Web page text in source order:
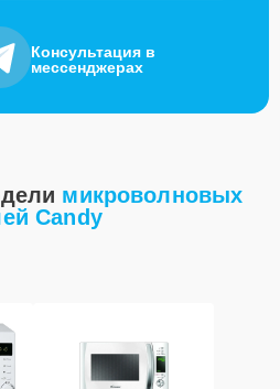
Консультация в
мессенджерах
микроволновых
Candy